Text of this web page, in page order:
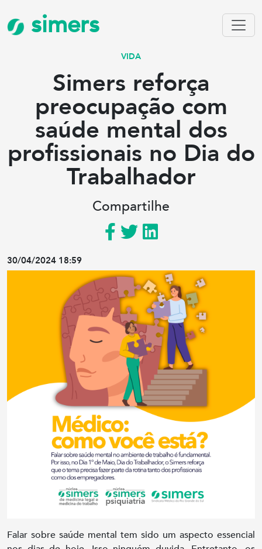
simers
VIDA
Simers reforça
preocupação com
saúde mental dos
profissionais no Dia do
Trabalhador
Compartilhe
30/04/2024 18:59
Falar sobre saúde mental tem sido um aspecto essencial